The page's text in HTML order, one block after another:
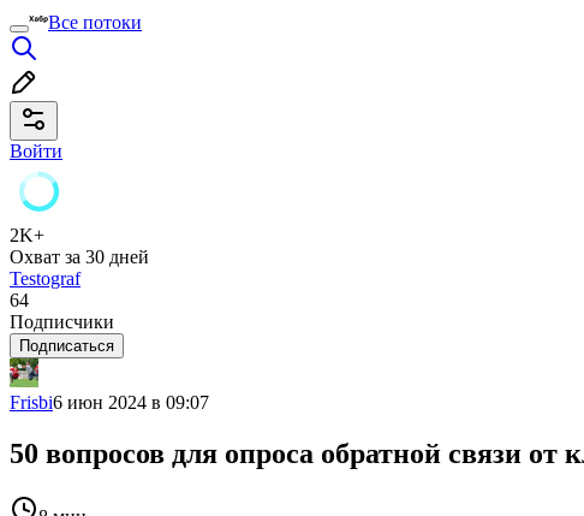
Все потоки
Войти
2K+
Охват за 30 дней
Testograf
64
Подписчики
Подписаться
Frisbi6 июн 2024 в 09:07
50 вопросов для опроса обратной связи от